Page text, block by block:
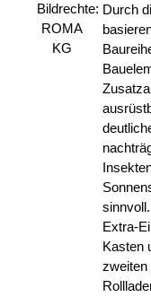
Durch
Extra-
Kasten
zweiten